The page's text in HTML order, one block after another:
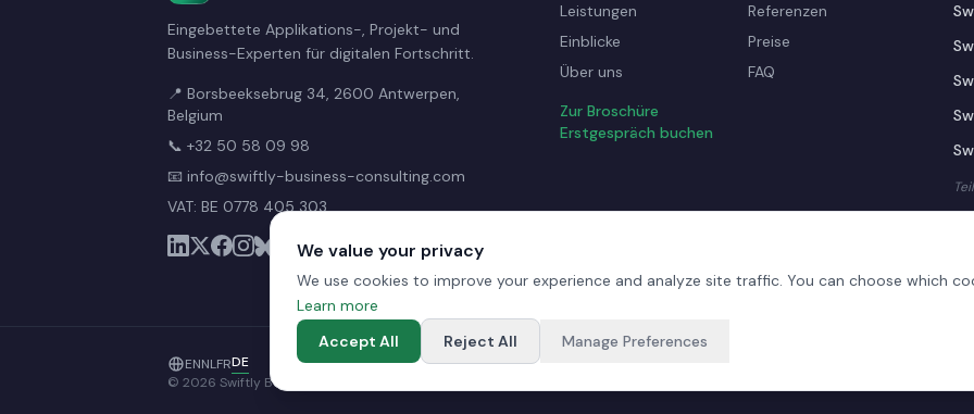
Eingebettete Applikations-, Projekt- und
Business-Experten für digitalen Fortschritt.
📍 Borsbeeksebrug 34, 2600 Antwerpen,
Belgium
📞 +32 50 58 09 98
📧 info@swiftly-business-consulting.com
VAT: BE 0778 405 303
Leistungen
Referenzen
Einblicke
Preise
Über uns
FAQ
Zur Broschüre
Erstgespräch buchen
ENNLFRDE
© 2026 Swiftly Business Consulting · VAT BE 0778 405 303 · Alle Rechte vorbehalten.
We value your privacy
We use cookies to improve your experience and analyze site traffic. You can choose which
Learn more
Accept All
Reject All Manage Preferences